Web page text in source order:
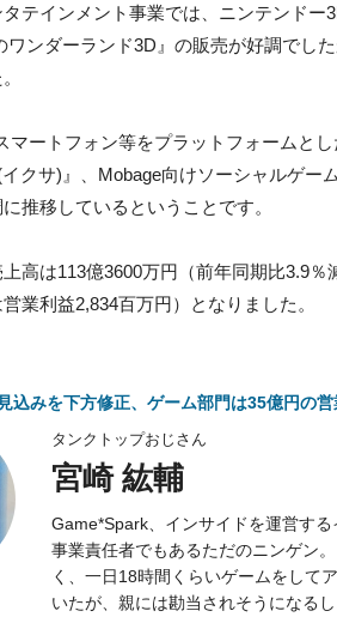
テインメント事業では、ニンテンドー
ワンダーランド3D』の販売が好調でし
マートフォン等をプラットフォームと
クサ)』、Mobage向けソーシャルゲー
推移しているということです。
高は113億3600万円（前年同期比3.9
営業利益2,834百万円）となりました。
込みを下方修正、ゲーム部門は35億円の
タンクトップおじさん
宮崎 紘輔
Game*Spark、インサイドを運営す
事業責任者でもあるただのニンゲン
く、一日18時間くらいゲームをして
いたが、親には勘当されそうになる